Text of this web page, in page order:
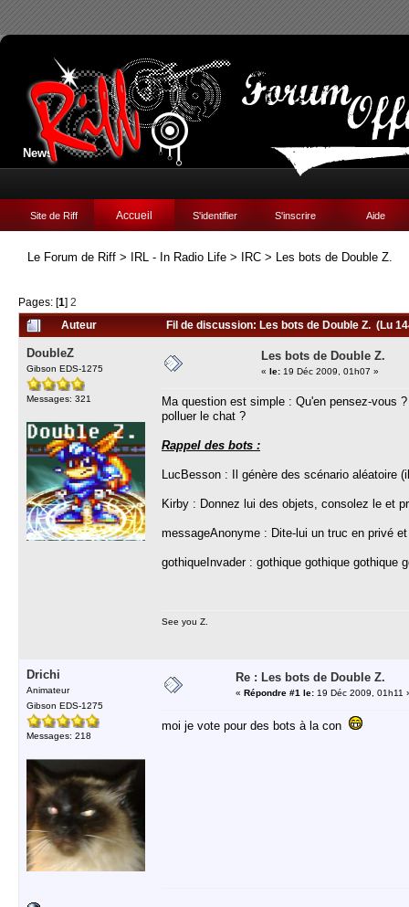
News:
Site de Riff Accueil S'identifier S'inscrire Aide
Le Forum de Riff > IRL - In Radio Life > IRC > Les bots de Double Z.
Pages: [1] 2
Auteur
Fil de discussion: Les bots de Double Z. (Lu
DoubleZ
Gibson EDS-1275
Messages: 321
Les bots de Double Z.
« le: 19 Déc 2009, 01h07 »
Ma question est simple : Qu'en pensez-vous
polluer le chat ?
Rappel des bots :
LucBesson : Il génère des scénario aléatoire
Kirby : Donnez lui des objets, consolez le et
messageAnonyme : Dite-lui un truc en privé
gothiqueInvader : gothique gothique gothique
See you Z.
Drichi
Animateur
Gibson EDS-1275
Messages: 218
Re : Les bots de Double Z.
« Répondre #1 le: 19 Déc 2009, 01h11
moi je vote pour des bots à la con